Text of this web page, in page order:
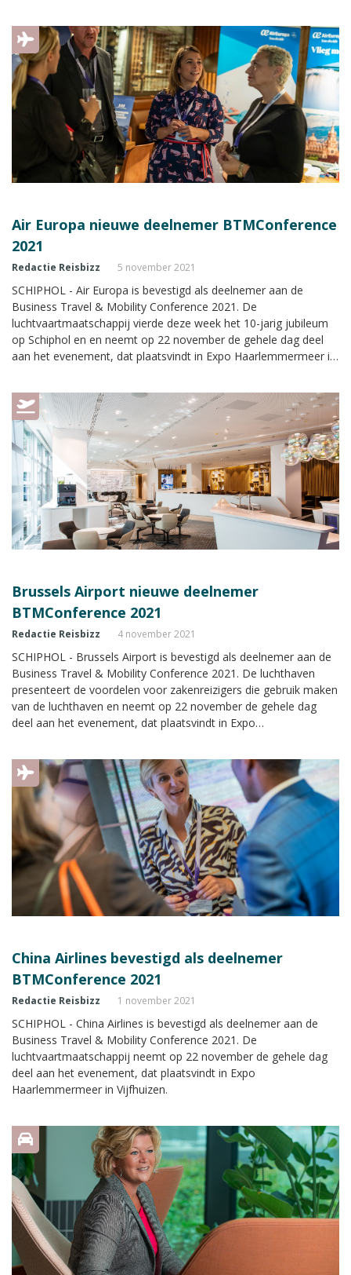
Air Europa nieuwe deelnemer BTMConference
2021
Redactie Reisbizz 5 november 2021
SCHIPHOL - Air Europa is bevestigd als deelnemer aan de
Business Travel & Mobility Conference 2021. De
luchtvaartmaatschappij vierde deze week het 10-jarig jubileum
op Schiphol en en neemt op 22 november de gehele dag deel
aan het evenement, dat plaatsvindt in Expo Haarlemmermeer in
Brussels Airport nieuwe deelnemer
BTMConference 2021
Redactie Reisbizz 4 november 2021
SCHIPHOL - Brussels Airport is bevestigd als deelnemer aan de
Business Travel & Mobility Conference 2021. De luchthaven
presenteert de voordelen voor zakenreizigers die gebruik maken
van de luchthaven en neemt op 22 november de gehele dag
deel aan het evenement, dat plaatsvindt in Expo
China Airlines bevestigd als deelnemer
BTMConference 2021
Redactie Reisbizz 1 november 2021
SCHIPHOL - China Airlines is bevestigd als deelnemer aan de
Business Travel & Mobility Conference 2021. De
luchtvaartmaatschappij neemt op 22 november de gehele dag
deel aan het evenement, dat plaatsvindt in Expo
Haarlemmermeer in Vijfhuizen.